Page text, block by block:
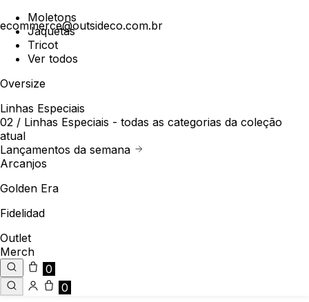
ecommerce@outsideco.com.br
Moletons
Jaquetas
Tricot
Ver todos
Oversize
Linhas Especiais
02 / Linhas Especiais - todas as categorias da coleção
atual
Lançamentos da semana
Arcanjos
Golden Era
Fidelidad
Outlet
Merch
0
0